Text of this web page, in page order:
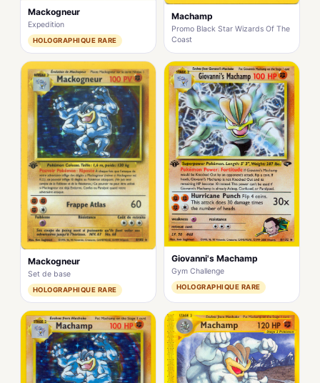
Mackogneur
Expedition
HOLOGRAPHIQUE RARE
Machamp
Promo Black Star Wizards Of The
Coast
Mackogneur
Set de base
HOLOGRAPHIQUE RARE
Giovanni's Machamp
Gym Challenge
HOLOGRAPHIQUE RARE